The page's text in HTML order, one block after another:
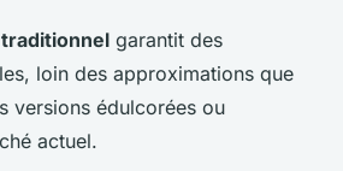
garantit des
loin des approximations que
versions édulcorées ou
actuel.